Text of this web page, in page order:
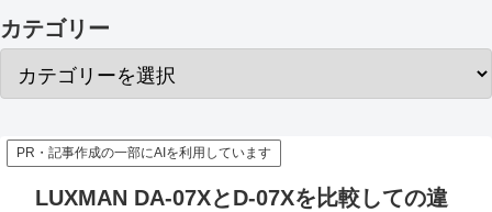
カテゴリー
PR・記事作成の一部にAIを利用しています
LUXMAN DA-07XとD-07Xを比較しての違